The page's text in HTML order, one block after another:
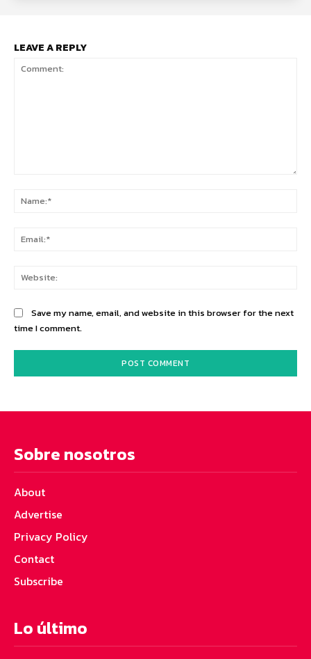
LEAVE A REPLY
Save my name, email, and website in this browser for the next
time I comment.
Sobre nosotros
About
Advertise
Privacy Policy
Contact
Subscribe
Lo último